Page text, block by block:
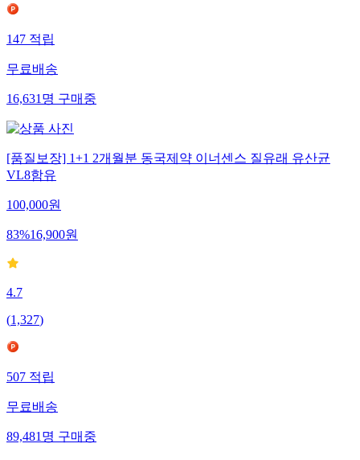
147적립
무료배송
16,631명구매중
[품질보장] 1+1 2개월분 동국제약 이너센스 질유래 유산균
VL8함유
100,000원
83%16,900원
4.7
(1,327)
507적립
무료배송
89,481명구매중